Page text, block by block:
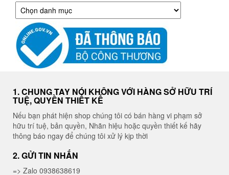
Danh
mục
1. CHUNG TAY NÓI KHÔNG VỚI HÀNG SỞ HỮU TRÍ
TUỆ, QUYỀN THIẾT KẾ
Nếu bạn phát hiện shop chúng tôi có bán hàng vi phạm sở
hữu trí tuệ, bản quyền, Nhãn hiệu hoặc quyền thiết kế hãy
thông báo ngay để chúng tôi xử lý kịp thời
2. GỬI TIN NHẮN
=> Zalo 0938638619